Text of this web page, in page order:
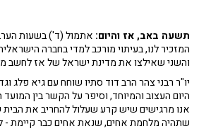
תשעה באב, אז והיום: אתמול (ד') בשעות
המזכיר לנו, בעיתוי מורכב למדי בחברה
והשני שאילצו את מדינת ישראל של אז לחשב
יו"ר רבני צהר הרב דוד סתיו שוחח עם גיא פלג
היום העצוב והמיוחד, וסיפר על הקשר בין
אנו מרגישים שיש קרע שעלול להחריב את הבית
שתהיה מלחמת אחים, שנאת אחים כבר קיימת